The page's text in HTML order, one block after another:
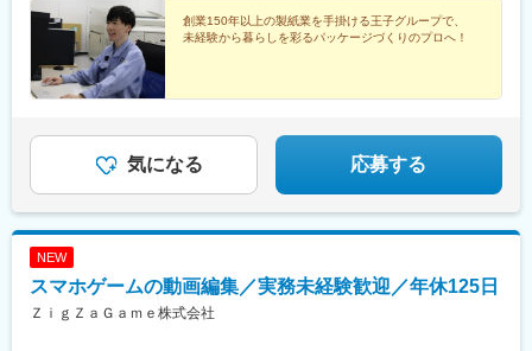
創業150年以上の製紙業を手掛ける王子グループで、
未経験から暮らしを彩るパッケージづくりのプロへ！
気になる 応募する
NEW
スマホゲームの動画編集／実務未経験歓迎／年休125日
ＺｉｇＺａＧａｍｅ株式会社